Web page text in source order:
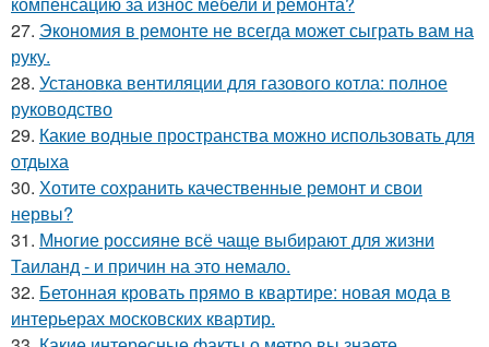
27. Экономия в ремонте не всегда может сыграть вам на
руку.
28. Установка вентиляции для газового котла: полное
руководство
29. Какие водные пространства можно использовать для
отдыха
30. Хотите сохранить качественные ремонт и свои
нервы?
31. Многие россияне всё чаще выбирают для жизни
Таиланд - и причин на это немало.
32. Бетонная кровать прямо в квартире: новая мода в
интерьерах московских квартир.